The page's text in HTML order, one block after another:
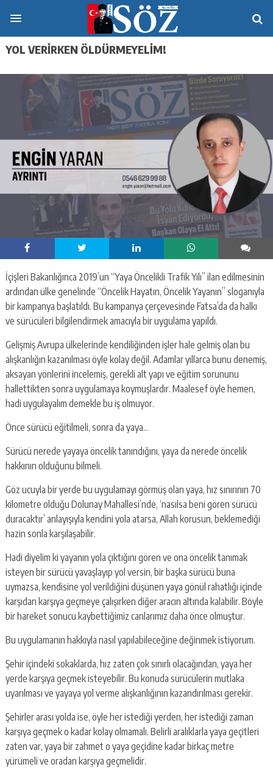
YOL VERIRKEN ÖLDÜRMEYELIM!
İçişleri Bakanlığınca 2019’un “Yaya Öncelikli Trafik Yılı” ilan edilmesinin
ardından ülke genelinde “Öncelik Hayatın, Öncelik Yayanın” sloganıyla
bir kampanya başlatıldı. Bu kampanya çerçevesinde Fatsa’da da halkı
ve sürücüleri bilgilendirmek amacıyla bir uygulama yapıldı.
Gelişmiş Avrupa ülkelerinde kendiliğinden işler hale gelmiş olan bu
alışkanlığın kazanılması öyle kolay değil. Adamlar yıllarca bunu denemiş,
aksayan yönlerini incelemiş, gerekli alt yapı ve eğitim sorununu
hallettikten sonra uygulamaya koymuşlardır. Maalesef öyle hemen,
hadi uygulayalım demekle bu iş olmuyor.
Önce sürücü eğitilmeli, sonra da yaya…
Sürücü nerede yayaya öncelik tanındığını, yaya da nerede öncelik
hakkının olduğunu bilmeli.
Göz ucuyla bir yerde bu uygulamayı görmüş olan yaya, hız sınırının 70
kilometre olduğu Dolunay Mahallesi’nde, ‘nasılsa beni gören sürücü
duracaktır’ anlayışıyla kendini yola atarsa, Allah korusun, beklemediği
hazin sonla karşılaşabilir.
Hadi diyelim ki yayanın yola çıktığını gören ve ona öncelik tanımak
isteyen bir sürücü yavaşlayıp yol versin, bir başka sürücü buna
uymazsa, kendisine yol verildiğini düşünen yaya gönül rahatlığı içinde
karşıdan karşıya geçmeye çalışırken diğer aracın altında kalabilir. Böyle
bir hareket sonucu kaybettiğimiz canlarımız daha önce olmuştur.
Bu uygulamanın hakkıyla nasıl yapılabileceğine değinmek istiyorum.
Şehir içindeki sokaklarda, hız zaten çok sınırlı olacağından, yaya her
yerde karşıya geçmek isteyebilir. Bu konuda sürücülerin mutlaka
uyarılması ve yayaya yol verme alışkanlığının kazandırılması gerekir.
Şehirler arası yolda ise, öyle her istediği yerden, her istediği zaman
karşıya geçmek o kadar kolay olmamalı. Belirli aralıklarla yaya geçitleri
zaten var, yaya bir zahmet o yaya geçidine kadar birkaç metre
yürümeli ve oradan karşıya geçmelidir.